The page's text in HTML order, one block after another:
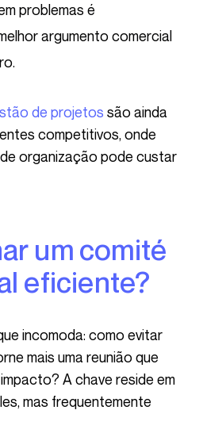
problemas é
argumento comercial
de projetos são ainda
competitivos, onde
organização pode custar
eficiente?
mais uma reunião que
A chave reside em
mas frequentemente